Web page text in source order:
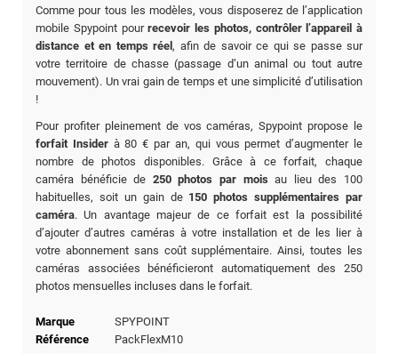
Comme pour tous les modèles, vous disposerez de l’application
mobile Spypoint pourrecevoir les photos, contrôler l’appareil à
distance et en temps réel, afin de savoir ce qui se passe sur
votre territoire de chasse (passage d’un animal ou tout autre
mouvement). Un vrai gain de temps et une simplicité d’utilisation
!
Pour profiter pleinement de vos caméras, Spypoint propose le
forfait Insiderà 80 € par an, qui vous permet d’augmenter le
nombre de photos disponibles. Grâce à ce forfait, chaque
caméra bénéficie de 250 photos par moisau lieu des 100
habituelles, soit un gain de 150 photos supplémentaires par
caméra. Un avantage majeur de ce forfait est la possibilité
d’ajouter d’autres caméras à votre installation et de les lier à
votre abonnement sans coût supplémentaire. Ainsi, toutes les
caméras associées bénéficieront automatiquement des 250
photos mensuelles incluses dans le forfait.
Marque
SPYPOINT
Référence
PackFlexM10